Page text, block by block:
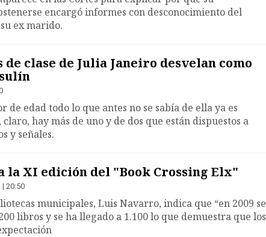
encargó informes con desconocimiento del
ex marido.
de clase de Julia Janeiro desvelan como
de edad todo lo que antes no se sabía de ella ya es
hay más de uno y de dos que están dispuestos a
y señales.
la XI edición del "Book Crossing Elx"
| 20:50
municipales, Luis Navarro, indica que “en 2009 se
libros y se ha llegado a 1.100 lo que demuestra que los